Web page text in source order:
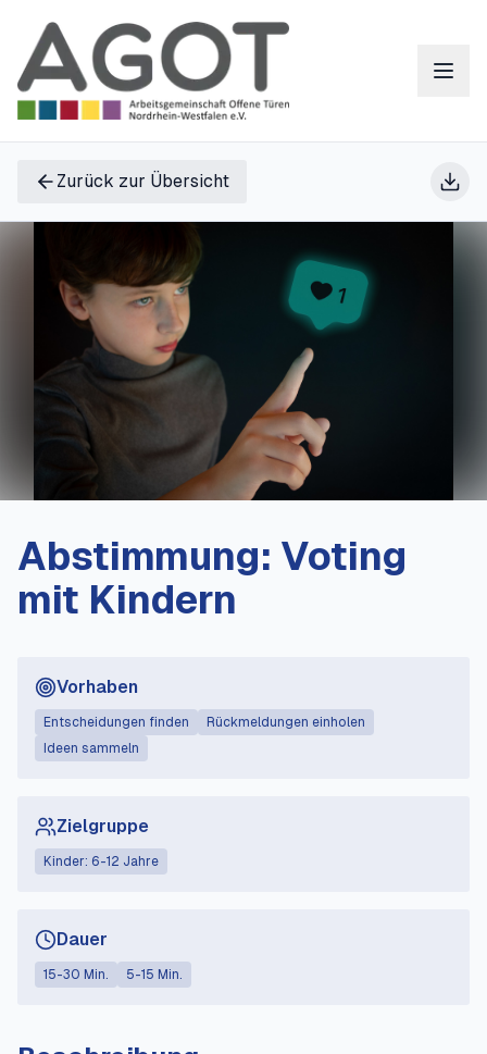
Zurück zur Übersicht
Abstimmung: Voting
mit Kindern
Vorhaben
Entscheidungen finden
Rückmeldungen einholen
Ideen sammeln
Zielgruppe
Kinder: 6-12 Jahre
Dauer
15-30 Min. 5-15 Min.